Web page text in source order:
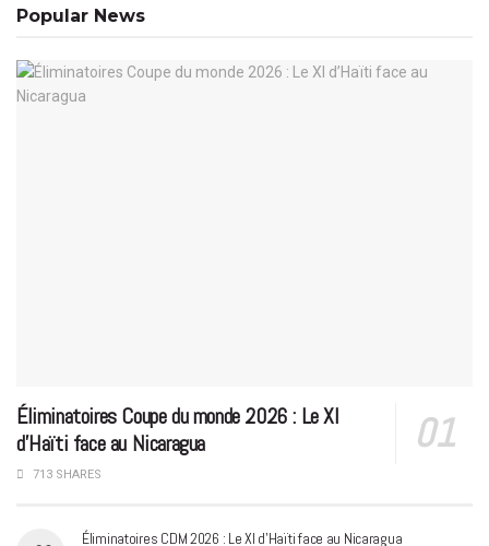
Popular News
Éliminatoires Coupe du monde 2026 : Le XI
d’Haïti face au Nicaragua
713 SHARES
Éliminatoires CDM 2026 : Le XI d’Haïti face au Nicaragua